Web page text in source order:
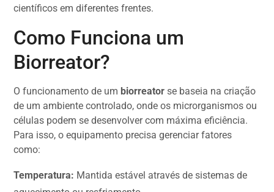
científicos em diferentes frentes.
Como Funciona um
Biorreator?
O funcionamento de um biorreator se baseia na criação
de um ambiente controlado, onde os microrganismos ou
células podem se desenvolver com máxima eficiência.
Para isso, o equipamento precisa gerenciar fatores
como:
Temperatura: Mantida estável através de sistemas de